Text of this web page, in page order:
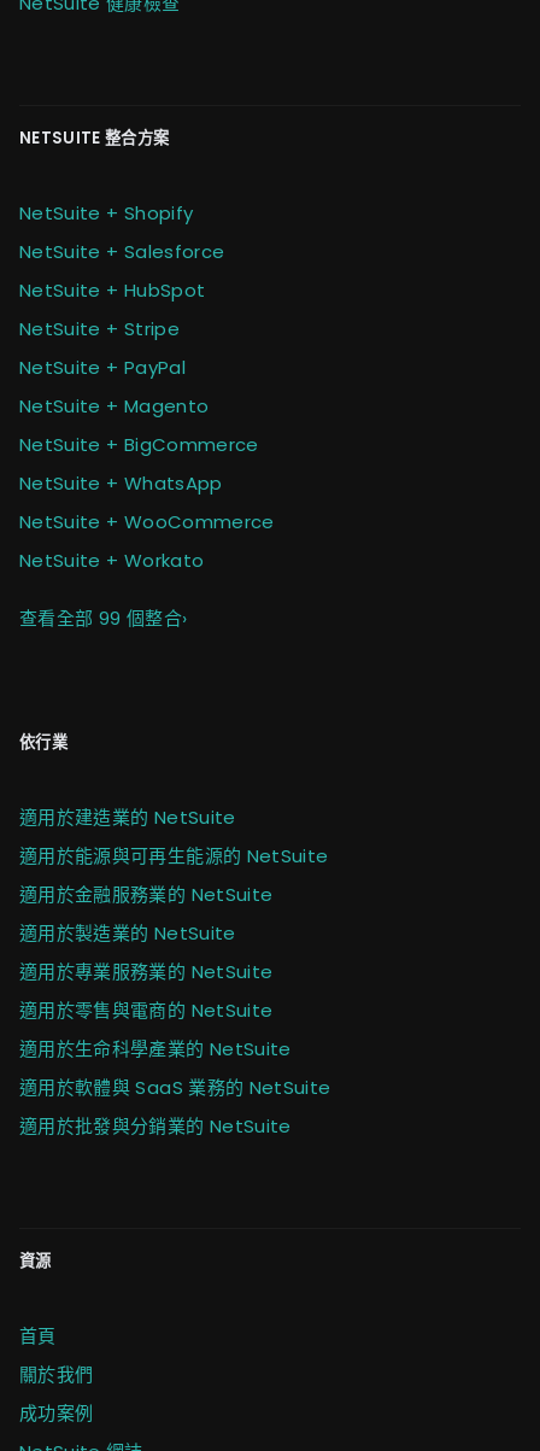
NETSUITE 整合方案
NetSuite + Shopify
NetSuite + Salesforce
NetSuite + HubSpot
NetSuite + Stripe
NetSuite + PayPal
NetSuite + Magento
NetSuite + BigCommerce
NetSuite + WhatsApp
NetSuite + WooCommerce
NetSuite + Workato
查看全部 99 個整合›
依行業
適用於建造業的 NetSuite
適用於能源與可再生能源的 NetSuite
適用於金融服務業的 NetSuite
適用於製造業的 NetSuite
適用於專業服務業的 NetSuite
適用於零售與電商的 NetSuite
適用於生命科學產業的 NetSuite
適用於軟體與 SaaS 業務的 NetSuite
適用於批發與分銷業的 NetSuite
資源
首頁
關於我們
成功案例